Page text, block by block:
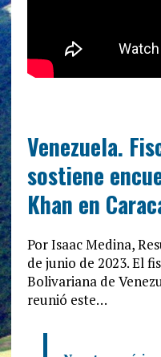
Venezuela.
sostiene
Khan en
Por Isaac Medina,
de junio de 2023. El
Bolivariana de
reunió este…